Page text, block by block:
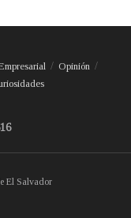
Opinión
El Salvador